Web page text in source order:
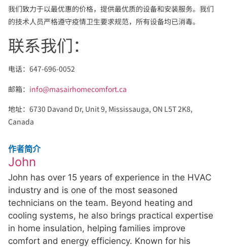
我们致力于以最优惠的价格，提供最优质的设备和安装服务。我们
的技术人员严格遵守疫情卫生要求规范，所有设备均已消毒。
联系我们：
电话：647-696-0052
邮箱： info@masairhomecomfort.ca
地址：6730 Davand Dr, Unit 9, Mississauga, ON L5T 2K8,
Canada
作者简介
John
John has over 15 years of experience in the HVAC
industry and is one of the most seasoned
technicians on the team. Beyond heating and
cooling systems, he also brings practical expertise
in home insulation, helping families improve
comfort and energy efficiency. Known for his